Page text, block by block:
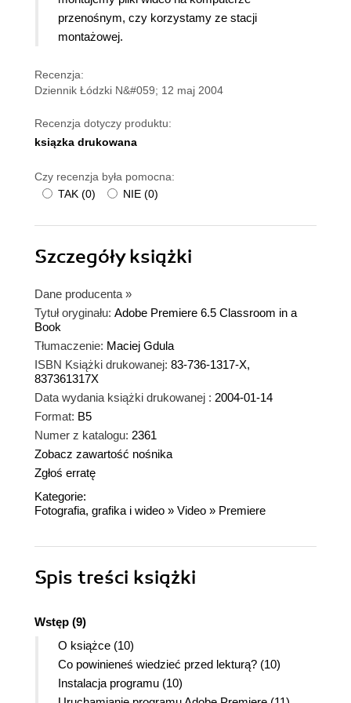
przenośnym, czy korzystamy ze stacji
montażowej.
Recenzja:
Dziennik Łódzki N&#059; 12 maj 2004
Recenzja dotyczy produktu:
ksiązka drukowana
Czy recenzja była pomocna:
TAK (0) NIE (0)
Szczegółyksiążki
Dane producenta »
Tytuł oryginału: Adobe Premiere 6.5 Classroom in a
Book
Tłumaczenie: Maciej Gdula
ISBN Książki drukowanej: 83-736-1317-X,
837361317X
Data wydania książki drukowanej : 2004-01-14
Format: B5
Numer z katalogu: 2361
Zobacz zawartość nośnika
Zgłoś erratę
Kategorie:
Fotografia, grafika i wideo » Video » Premiere
Spis treści książki
Wstęp (9)
O książce (10)
Co powinieneś wiedzieć przed lekturą? (10)
Instalacja programu (10)